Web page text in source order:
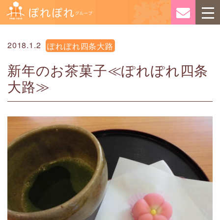
2018.1.2 ぽれぽれ四条大路
新年のお茶菓子≪ぽれぽれ四条
大路≫